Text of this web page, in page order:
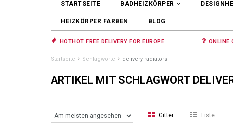
STARTSEITE BADHEIZKÖRPER
HEIZKÖRPER FARBEN BLOG
HOTHOT FREE DELIVERY FOR EUROPE ONLINE
Startseite Schlagworte delivery radiators
ARTIKEL MIT SCHLAGWORT
Gitter Liste